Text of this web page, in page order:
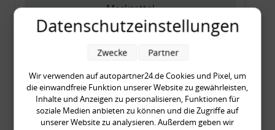
Merkzettel
Zum Artikel
Rückleuchtenband mit
Blinker, rot, US-Ecken,
Audi 80 Cabrio, Typ 89,
Datenschutzeinstellungen
Wir verwenden auf autopartner24.de Cookies und Pixel, um
die einwandfreie Funktion unserer Website zu gewährleisten,
Inhalte und Anzeigen zu personalisieren, Funktionen für
soziale Medien anbieten zu können und die Zugriffe auf
unserer Website zu analysieren. Außerdem geben wir
Zwecke Partner